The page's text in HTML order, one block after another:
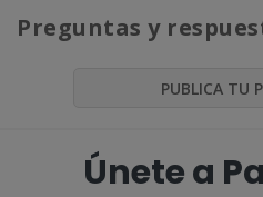
Preguntas y
PUBLICA TU
Únete a